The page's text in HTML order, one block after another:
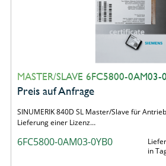
MASTER/SLAVE 6FC5800-0AM03-
Preis auf Anfrage
SINUMERIK 840D SL Master/Slave für
Lieferung einer Lizenz…
6FC5800-0AM03-0YB0
in